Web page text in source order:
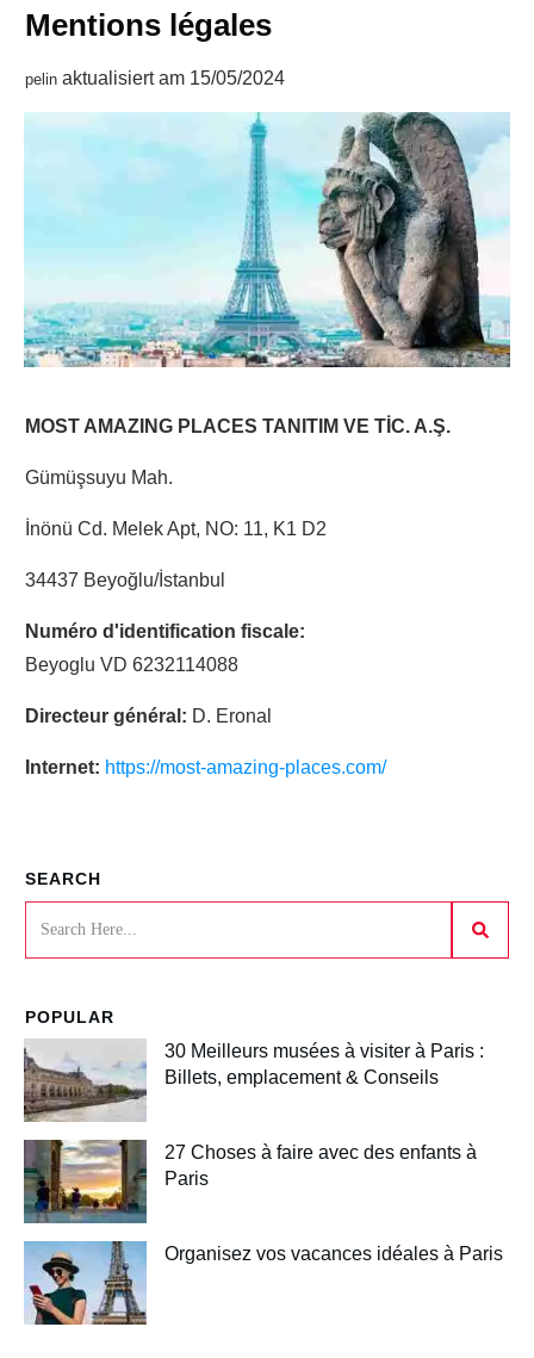
Mentions légales
pelin aktualisiert am 15/05/2024
MOST AMAZING PLACES TANITIM VE TİC. A.Ş.
Gümüşsuyu Mah.
İnönü Cd. Melek Apt, NO: 11, K1 D2
34437 Beyoğlu/İstanbul
Numéro d'identification fiscale:
Beyoglu VD 6232114088
Directeur général: D. Eronal
Internet: https://most-amazing-places.com/
SEARCH
POPULAR
30 Meilleurs musées à visiter à Paris :
Billets, emplacement & Conseils
27 Choses à faire avec des enfants à
Paris
Organisez vos vacances idéales à Paris